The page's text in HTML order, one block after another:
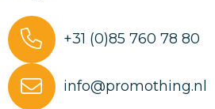
+31 (0)85 760 78 80
info@promothing.nl